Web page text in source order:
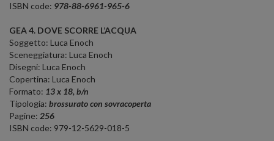
ISBN code: 978-88-6961-965-6
GEA 4. DOVE SCORRE L’ACQUA
Soggetto: Luca Enoch
Sceneggiatura: Luca Enoch
Disegni: Luca Enoch
Copertina: Luca Enoch
Formato: 13 x 18, b/n
Tipologia: brossurato con sovracoperta
Pagine: 256
ISBN code: 979-12-5629-018-5